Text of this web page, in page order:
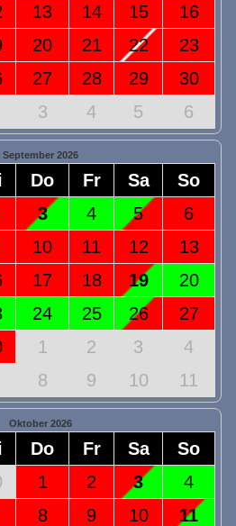
13 14 15
16
20 21 22
23
27 28 29
30
3 4 5 6
September 2026
Do Fr Sa
So
3 4 5
6
10 11 12
13
17 18 19
20
24 25 26
27
1 2 3
4
8 9 10 11
Oktober 2026
Do Fr Sa
So
1 2 3
4
8 9 10 11